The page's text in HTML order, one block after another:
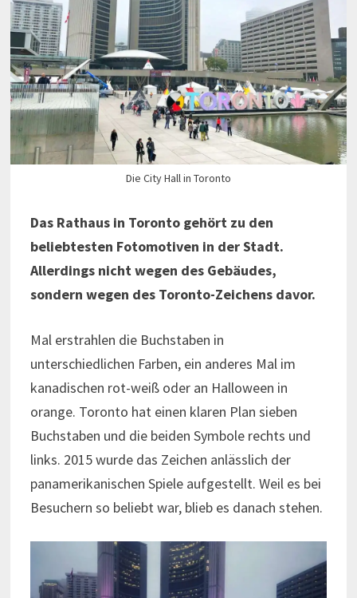
Die City Hall in Toronto
Das Rathaus in Toronto gehört zu den
beliebtesten Fotomotiven in der Stadt.
Allerdings nicht wegen des Gebäudes,
sondern wegen des Toronto-Zeichens davor.
Mal erstrahlen die Buchstaben in
unterschiedlichen Farben, ein anderes Mal im
kanadischen rot-weiß oder an Halloween in
orange. Toronto hat einen klaren Plan sieben
Buchstaben und die beiden Symbole rechts und
links. 2015 wurde das Zeichen anlässlich der
panamerikanischen Spiele aufgestellt. Weil es bei
Besuchern so beliebt war, blieb es danach stehen.